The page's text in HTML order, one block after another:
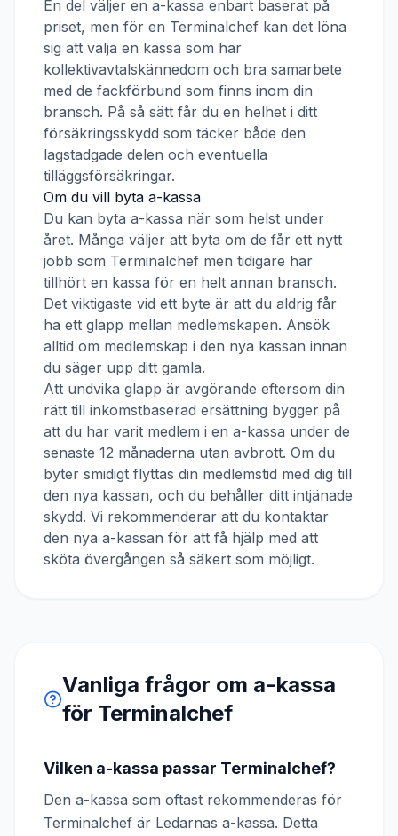
En del väljer en a-kassa enbart baserat på
priset, men för en Terminalchef kan det löna
sig att välja en kassa som har
kollektivavtalskännedom och bra samarbete
med de fackförbund som finns inom din
bransch. På så sätt får du en helhet i ditt
försäkringsskydd som täcker både den
lagstadgade delen och eventuella
tilläggsförsäkringar.
Om du vill byta a-kassa
Du kan byta a-kassa när som helst under
året. Många väljer att byta om de får ett nytt
jobb som Terminalchef men tidigare har
tillhört en kassa för en helt annan bransch.
Det viktigaste vid ett byte är att du aldrig får
ha ett glapp mellan medlemskapen. Ansök
alltid om medlemskap i den nya kassan innan
du säger upp ditt gamla.
Att undvika glapp är avgörande eftersom din
rätt till inkomstbaserad ersättning bygger på
att du har varit medlem i en a-kassa under de
senaste 12 månaderna utan avbrott. Om du
byter smidigt flyttas din medlemstid med dig till
den nya kassan, och du behåller ditt intjänade
skydd. Vi rekommenderar att du kontaktar
den nya a-kassan för att få hjälp med att
sköta övergången så säkert som möjligt.
Vanliga frågor om a-kassa
för Terminalchef
Vilken a-kassa passar Terminalchef?
Den a-kassa som oftast rekommenderas för
Terminalchef är Ledarnas a-kassa. Detta